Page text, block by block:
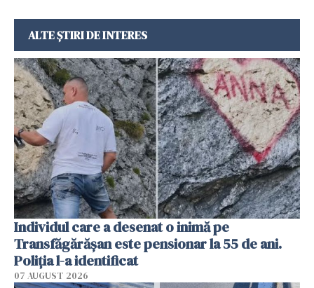
ALTE ȘTIRI DE INTERES
Individul care a desenat o inimă pe
Transfăgărășan este pensionar la 55 de ani.
Poliția l-a identificat
07 AUGUST 2026